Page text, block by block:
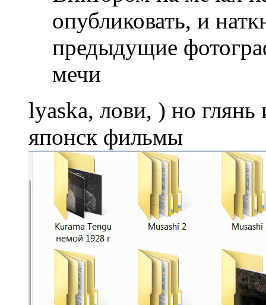
опубликовать, и
предыдущие
мечи
lyaska, лови, ) но
японск фильмы